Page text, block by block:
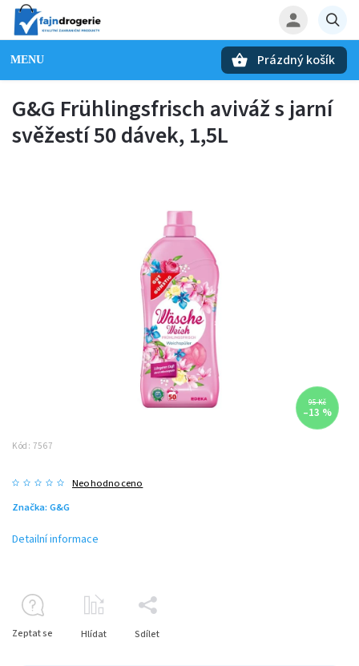
Prázdný košík
G&G Frühlingsfrisch aviváž s jarní
svěžestí 50 dávek, 1,5L
95 Kč
–13 %
Kód: 7567
Neohodnoceno
Značka: G&G
Detailní informace
Zeptat se Hlídat Sdílet